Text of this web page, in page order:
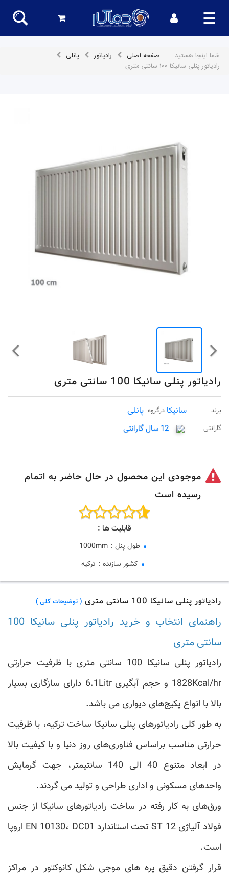
☰
شما اینجا هستید صفحه اصلی رادیاتور
پانلی
رادیاتور پنلی سانیکا 100 سانتی متری
رادیاتور پنلی سانیکا 100 سانتی متری
برند سانیکا درگروه پانلی
گارانتی 12 سال گارانتی
موجودی این محصول در حال حاضر به اتمام
رسیده است
قابلیت ها :
طول پنل :
1000mm
کشور سازنده : ترکیه
رادیاتور پنلی سانیکا 100 سانتی متری ( توضیحات کلی )
راهنمای انتخاب و خرید رادیاتور پنلی سانیکا 100
سانتی متری
رادیاتور پنلی سانیکا 100 سانتی متری با ظرفیت حرارتی
1828Kcal/hr و حجم آبگیری 6.1Litr دارای سازگاری بسیار
بالا با انواع پکیج‌های دیواری می باشد.
به طور کلی رادیاتورهای پنلی سانیکا ساخت ترکیه، با ظرفیت
حرارتی مناسب براساس فناوری‌های روز دنیا و با کیفیت بالا
در ابعاد متنوع 40 الی 140 سانتیمتر، جهت گرمایش
واحدهای مسکونی و اداری طراحی و تولید می گردند.
ورق‌های به کار رفته در ساخت رادیاتورهای سانیکا از جنس
فولاد آلیاژی 12 ST تحت استاندارد EN 10130، DC01 اروپا
است.
قرار گرفتن دقیق پره های موجی شکل کانوکتور در مراکز